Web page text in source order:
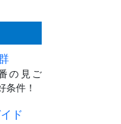
の見ご
条件！
ド